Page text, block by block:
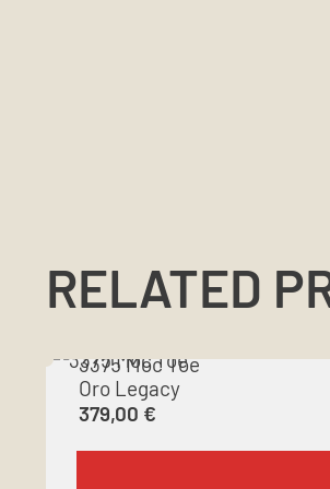
RELATED
3375 Moc Toe
Oro Legacy
379,00 €